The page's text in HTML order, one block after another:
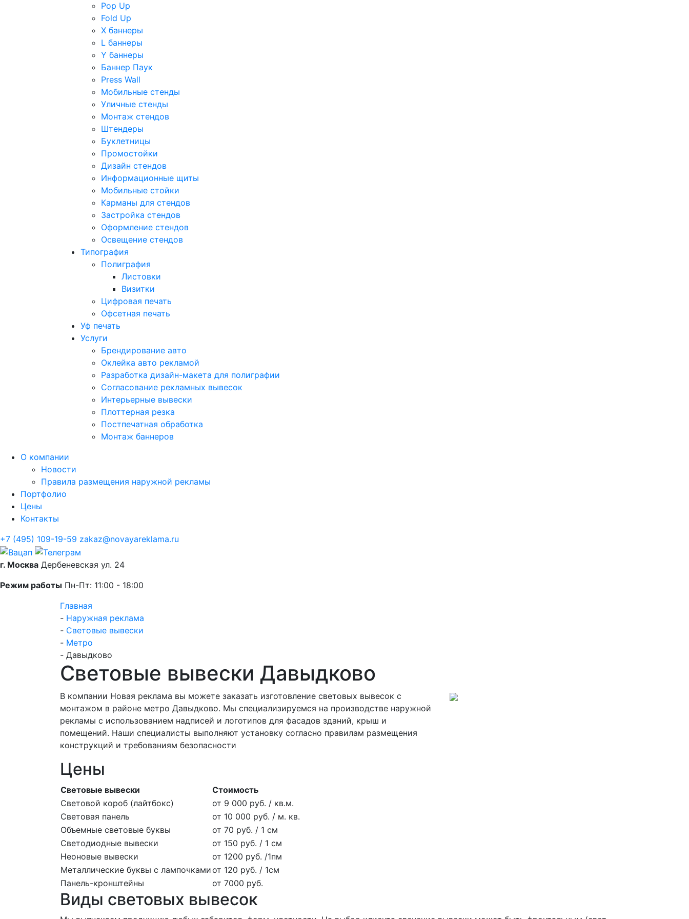
Pop Up
Fold Up
Х баннеры
L баннеры
Y баннеры
Баннер Паук
Press Wall
Мобильные стенды
Уличные стенды
Монтаж стендов
Штендеры
Буклетницы
Промостойки
Дизайн стендов
Информационные щиты
Мобильные стойки
Карманы для стендов
Застройка стендов
Оформление стендов
Освещение стендов
Типография
Полиграфия
Листовки
Визитки
Цифровая печать
Офсетная печать
Уф печать
Услуги
Брендирование авто
Оклейка авто рекламой
Разработка дизайн-макета для полиграфии
Согласование рекламных вывесок
Интерьерные вывески
Плоттерная резка
Постпечатная обработка
Монтаж баннеров
О компании
Новости
Правила размещения наружной рекламы
Портфолио
Цены
Контакты
+7 (495) 109-19-59 zakaz@novayareklama.ru
г. Москва Дербеневская ул. 24
Режим работы Пн-Пт: 11:00 - 18:00
Главная
- Наружная реклама
- Световые вывески
- Метро
- Давыдково
Световые вывески Давыдково
В компании Новая реклама вы можете заказать изготовление световых вывесок с
монтажом в районе метро Давыдково. Мы специализируемся на производстве наружной
рекламы с использованием надписей и логотипов для фасадов зданий, крыш и
помещений. Наши специалисты выполняют установку согласно правилам размещения
конструкций и требованиям безопасности
Цены
Световые вывески
Стоимость
Световой короб (лайтбокс)
от 9 000 руб. / кв.м.
Световая панель
от 10 000 руб. / м. кв.
Объемные световые буквы
от 70 руб. / 1 см
Светодиодные вывески
от 150 руб. / 1 см
Неоновые вывески
от 1200 руб. /1пм
Металлические буквы с лампочкамиот 120 руб. / 1см
Панель-кронштейны
от 7000 руб.
Виды световых вывесок